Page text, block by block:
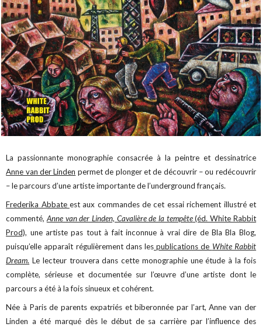
La passionnante monographie consacrée à la peintre et dessinatrice
Anne van der Linden permet de plonger et de découvrir – ou redécouvrir
– le parcours d’une artiste importante de l’underground français.
Frederika Abbate est aux commandes de cet essai richement illustré et
commenté, Anne van der Linden, Cavalière de la tempête(éd. White Rabbit
Prod), une artiste pas tout à fait inconnue à vrai dire de Bla Bla Blog,
puisqu’elle apparaît régulièrement dans les publications de White Rabbit
Dream. Le lecteur trouvera dans cette monographie une étude à la fois
complète, sérieuse et documentée sur l’œuvre d’une artiste dont le
parcours a été à la fois sinueux et cohérent.
Née à Paris de parents expatriés et biberonnée par l’art, Anne van der
Linden a été marqué dès le début de sa carrière par l’influence des